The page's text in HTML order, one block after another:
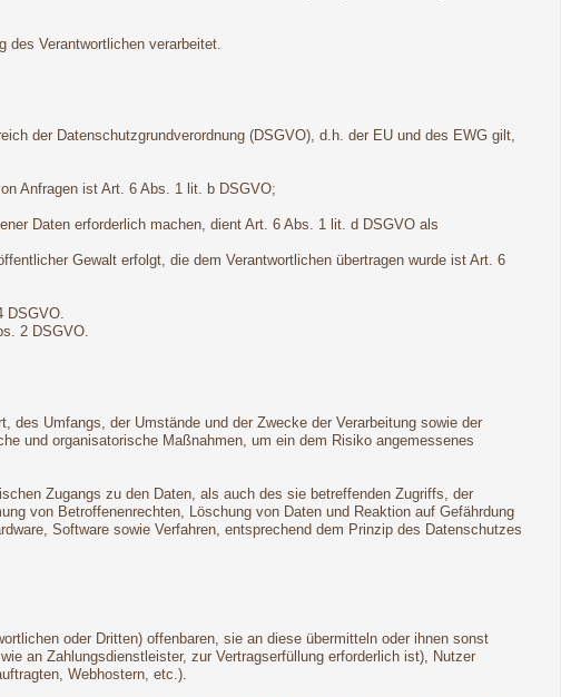
des Verantwortlichen verarbeitet.
der Datenschutzgrundverordnung (DSGVO), d.h. der EU und des EWG gilt,
Anfragen ist Art. 6 Abs. 1 lit. b DSGVO;
Daten erforderlich machen, dient Art. 6 Abs. 1 lit. d DSGVO als
Gewalt erfolgt, die dem Verantwortlichen übertragen wurde ist Art. 6
DSGVO.
2 DSGVO.
Umfangs, der Umstände und der Zwecke der Verarbeitung sowie der
und organisatorische Maßnahmen, um ein dem Risiko angemessenes
Zugangs zu den Daten, als auch des sie betreffenden Zugriffs, der
von Betroffenenrechten, Löschung von Daten und Reaktion auf Gefährdung
Software sowie Verfahren, entsprechend dem Prinzip des Datenschutzes
oder Dritten) offenbaren, sie an diese übermitteln oder ihnen sonst
an Zahlungsdienstleister, zur Vertragserfüllung erforderlich ist), Nutzer
Webhostern, etc.).